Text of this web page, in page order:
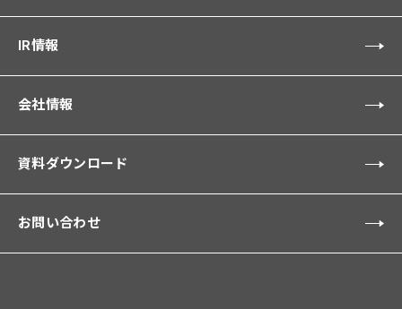
IR情報
会社情報
資料ダウンロード
お問い合わせ